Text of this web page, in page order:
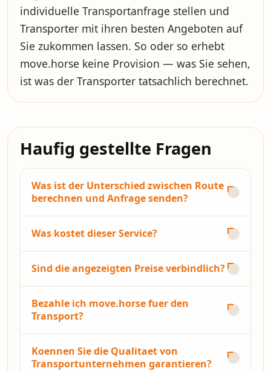
individuelle Transportanfrage stellen und
Transporter mit ihren besten Angeboten auf
Sie zukommen lassen. So oder so erhebt
move.horse keine Provision — was Sie sehen,
ist was der Transporter tatsachlich berechnet.
Haufig gestellte Fragen
Was ist der Unterschied zwischen Route
berechnen und Anfrage senden?
Was kostet dieser Service?
Sind die angezeigten Preise verbindlich?
Bezahle ich move.horse fuer den
Transport?
Koennen Sie die Qualitaet von
Transportunternehmen garantieren?